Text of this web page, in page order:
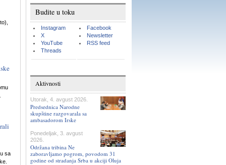
sa
Budite u toku
Instagram
X
YouTube
Threads
Facebook
Newsletter
RSS feed
Aktivnosti
Utorak, 4. avgust 2026.
Predsednica Narodne
skupštine razgovarala sa
ambasadorom Irske
Ponedeljak, 3. avgust
2026.
Održana tribina Ne
zaboravljamo pogrom, povodom 31
godine od stradanja Srba u akciji Oluja